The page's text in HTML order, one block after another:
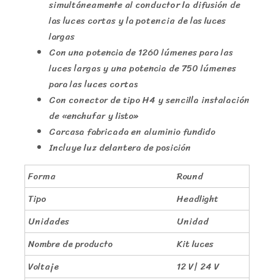
simultáneamente al conductor la difusión de
las luces cortas y la potencia de las luces
largas
Con una potencia de 1260 lúmenes para las
luces largas y una potencia de 750 lúmenes
para las luces cortas
Con conector de tipo H4 y sencilla instalación
de «enchufar y listo»
Carcasa fabricada en aluminio fundido
Incluye luz delantera de posición
Forma
Round
Tipo
Headlight
Unidades
Unidad
Nombre de producto
Kit luces
Voltaje
12 V| 24 V